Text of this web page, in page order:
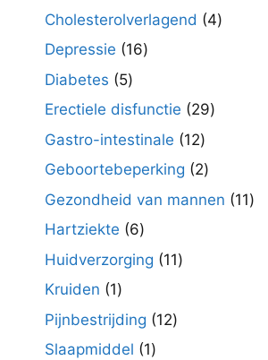
producten
Cholesterolverlagend 44
Depressie 1616
Diabetes 55
producten
Erectiele disfunctie 2929
Gastro-intestinale 1212
producten
Geboortebeperking 22
producten
Gezondheid van mannen 1111
Hartziekte 66
producten
Huidverzorging 1111
Kruiden 11
product
Pijnbestrijding 1212
Slaapmiddel 11